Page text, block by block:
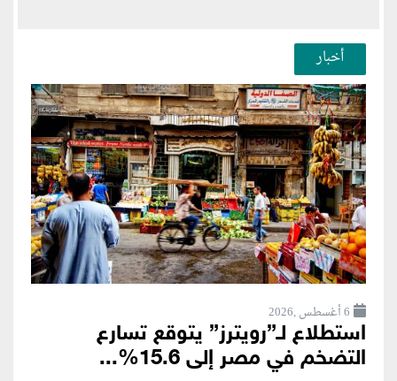
أخبار
6 أغسطس ,2026
استطلاع لـ”رويترز” يتوقع تسارع
التضخم في مصر إلى 15.6%...